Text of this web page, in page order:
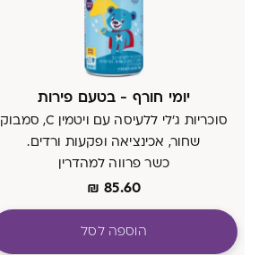
יומי חורף - בטעם פירות
סוכריות ג'לי ללעיסה עם ויטמין C, סמבוק
שחור, אכינציאה ופקעות ורדים.
כשר פרווה למהדרין
₪ 85.60
הוספה לסל